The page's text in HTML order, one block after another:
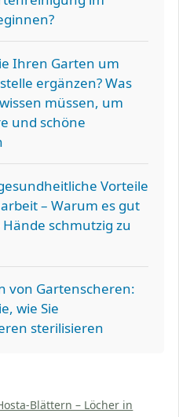
Ihren Garten um
ergänzen? Was
müssen, um
und schöne
Vorteile
– Warum es gut
Hände schmutzig zu
von Gartenscheren:
wie Sie
sterilisieren
Blättern – Löcher in